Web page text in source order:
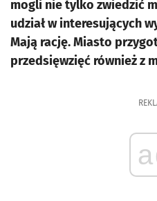
mogli nie tylko zwiedzić
udział w interesujących
Mają rację. Miasto
przedsięwzięć również z